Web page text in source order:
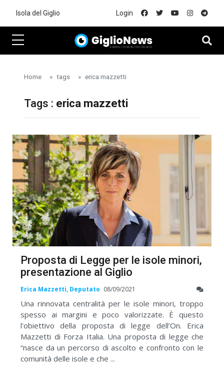
Isola del Giglio Login
Home tags erica mazzetti
Tags : erica mazzetti
Proposta di Legge per le isole minori,
presentazione al Giglio
Erica Mazzetti, Deputato 08/09/2021
Una rinnovata centralità per le isole minori, troppo
spesso ai margini e poco valorizzate. È questo
l'obiettivo della proposta di legge dell’On. Erica
Mazzetti di Forza Italia. Una proposta di legge che
“nasce da un percorso di ascolto e confronto con le
comunità delle isole e che ...